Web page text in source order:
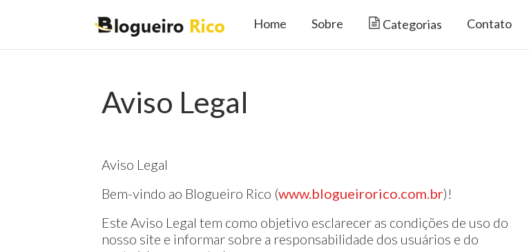
Home Sobre Categorias Contato
Aviso Legal
Aviso Legal
Bem-vindo ao Blogueiro Rico (www.blogueirorico.com.br)!
Este Aviso Legal tem como objetivo esclarecer as condições de uso do
nosso site e informar sobre a responsabilidade dos usuários e do